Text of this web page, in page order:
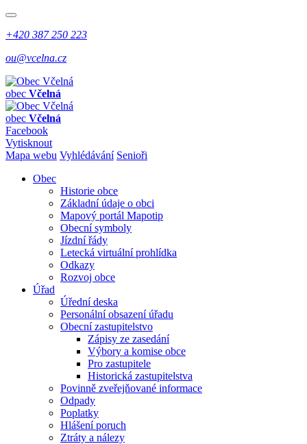
+420 387 250 223
ou@vcelna.cz
obec Včelná
obec Včelná
Facebook
Vytisknout
Mapa webu Vyhlédávání Senioři
Obec
Historie obce
Základní údaje o obci
Mapový portál Mapotip
Obecní symboly
Jízdní řády
Letecká virtuální prohlídka
Odkazy
Rozvoj obce
Úřad
Úřední deska
Personální obsazení úřadu
Obecní zastupitelstvo
Zápisy ze zasedání
Výbory a komise obce
Pro zastupitele
Historická zastupitelstva
Povinně zveřejňované informace
Odpady
Poplatky
Hlášení poruch
Ztráty a nálezy